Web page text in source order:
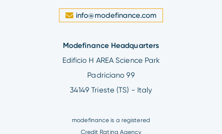
info@modefinance.com
Modefinance Headquarters
Edificio H AREA Science Park
Padriciano 99
34149 Trieste (TS) - Italy
modefinance is a registered
Credit Rating Agency